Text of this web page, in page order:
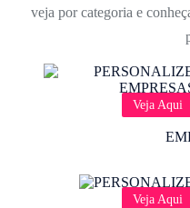
veja por categoria e
Veja Aqui
Veja Aqui